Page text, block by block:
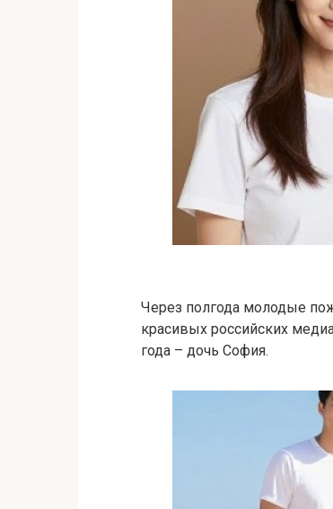
Через полгода молодые
красивых российских
года – дочь София.